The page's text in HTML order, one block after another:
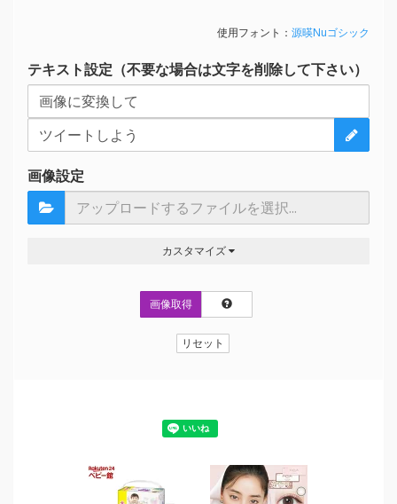
使用フォント： 源暎Nuゴシック
テキスト設定（不要な場合は文字を削除して下さい）
画像設定
カスタマイズ
画像取得
リセット